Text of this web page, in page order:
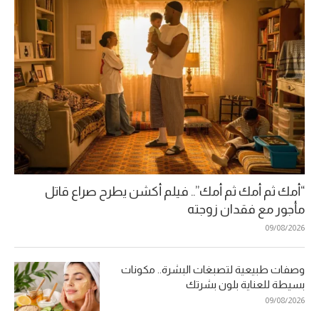
“أمك ثم أمك ثم أمك”.. فيلم أكشن يطرح صراع قاتل
مأجور مع فقدان زوجته
09/08/2026
وصفات طبيعية لتصبغات البشرة.. مكونات
بسيطة للعناية بلون بشرتك
09/08/2026